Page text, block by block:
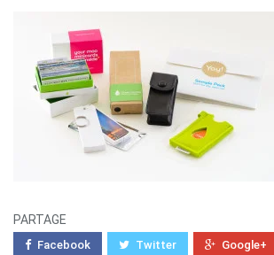
PARTAGE
Facebook Twitter Google+